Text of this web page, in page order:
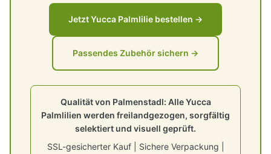
Jetzt Yucca Palmlilie bestellen →
Passendes Zubehör sichern →
Qualität von Palmenstadl: Alle Yucca
Palmlilien werden freilandgezogen, sorgfältig
selektiert und visuell geprüft.
SSL-gesicherter Kauf | Sichere Verpackung |